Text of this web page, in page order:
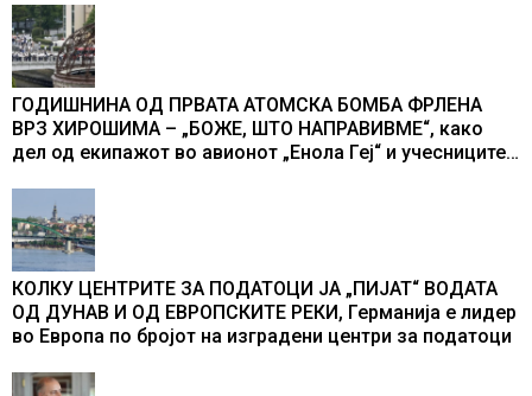
ГОДИШНИНА ОД ПРВАТА АТОМСКА БОМБА ФРЛЕНА
ВРЗ ХИРОШИМА – „БОЖЕ, ШТО НАПРАВИВМЕ“, како
дел од екипажот во авионот „Енола Геј“ и учесниците
промени текот на историјата
КОЛКУ ЦЕНТРИТЕ ЗА ПОДАТОЦИ ЈА „ПИЈАТ“ ВОДАТА
ОД ДУНАВ И ОД ЕВРОПСКИТЕ РЕКИ, Германија е лидер
во Европа по бројот на изградени центри за податоци